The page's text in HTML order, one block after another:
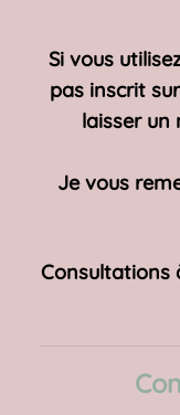
Si vous
pas inscrit
laisser un
Je vous
Consultations